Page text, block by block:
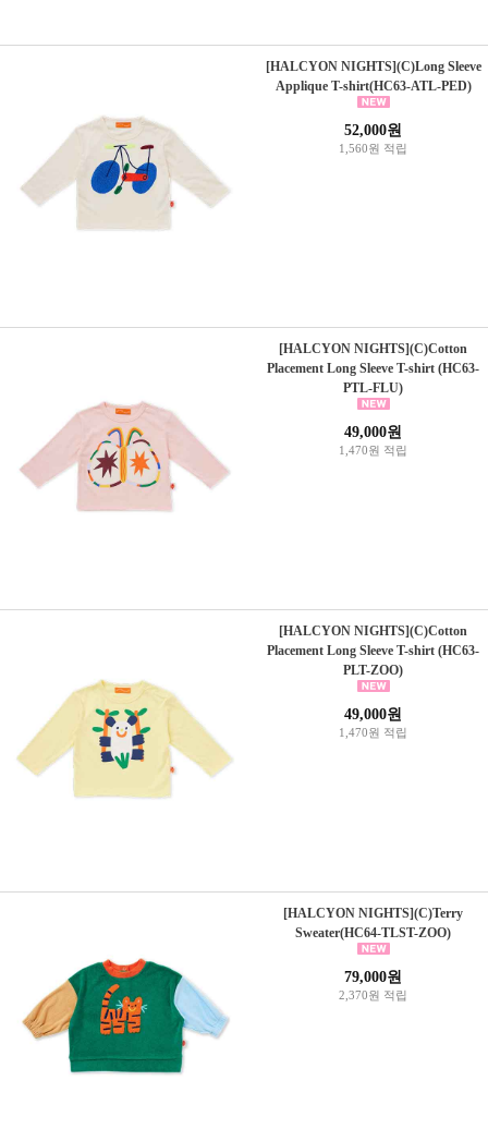
[HALCYON NIGHTS](C)Long Sleeve
Applique T-shirt(HC63-ATL-PED)
52,000원
1,560원 적립
[HALCYON NIGHTS](C)Cotton
Placement Long Sleeve T-shirt (HC63-
PTL-FLU)
49,000원
1,470원 적립
[HALCYON NIGHTS](C)Cotton
Placement Long Sleeve T-shirt (HC63-
PLT-ZOO)
49,000원
1,470원 적립
[HALCYON NIGHTS](C)Terry
Sweater(HC64-TLST-ZOO)
79,000원
2,370원 적립